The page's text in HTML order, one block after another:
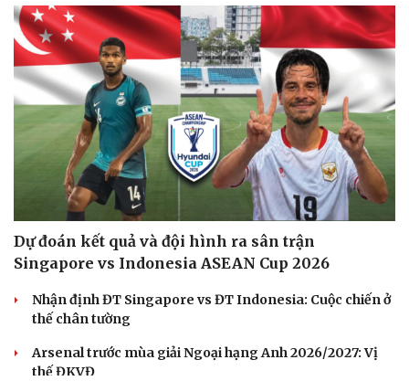
Dự đoán kết quả và đội hình ra sân trận
Singapore vs Indonesia ASEAN Cup 2026
Nhận định ĐT Singapore vs ĐT Indonesia: Cuộc chiến ở
thế chân tường
Arsenal trước mùa giải Ngoại hạng Anh 2026/2027: Vị
thế ĐKVĐ